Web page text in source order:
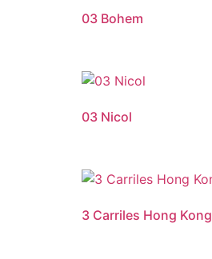
03 Bohem
03 Nicol
3 Carriles Hong Kong